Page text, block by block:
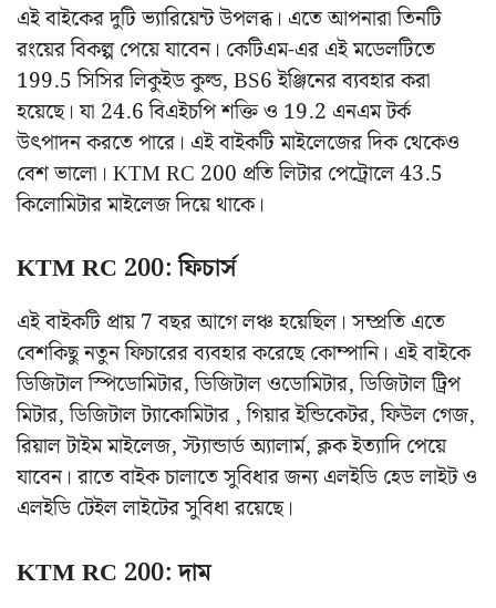
এই বাইকের দুটি ভ্যারিয়েন্ট উপলব্ধ। এতে আপনারা তিনটি
রংয়ের বিকল্প পেয়ে যাবেন। কেটিএম-এর এই মডেলটিতে
199.5 সিসির লিকুইড কুল্ড, BS6 ইঞ্জিনের ব্যবহার করা
হয়েছে। যা 24.6 বিএইচপি শক্তি ও 19.2 এনএম টর্ক
উৎপাদন করতে পারে। এই বাইকটি মাইলেজের দিক থেকেও
বেশ ভালো। KTM RC 200 প্রতি লিটার পেট্রোলে 43.5
কিলোমিটার মাইলেজ দিয়ে থাকে।
KTM RC 200: ফিচার্স
এই বাইকটি প্রায় 7 বছর আগে লঞ্চ হয়েছিল। সম্প্রতি এতে
বেশকিছু নতুন ফিচারের ব্যবহার করেছে কোম্পানি। এই বাইকে
ডিজিটাল স্পিডোমিটার, ডিজিটাল ওডোমিটার, ডিজিটাল ট্রিপ
মিটার, ডিজিটাল ট্যাকোমিটার , গিয়ার ইন্ডিকেটর, ফিউল গেজ,
রিয়াল টাইম মাইলেজ, স্ট্যান্ডার্ড অ্যালার্ম, ক্লক ইত্যাদি পেয়ে
যাবেন। রাতে বাইক চালাতে সুবিধার জন্য এলইডি হেড লাইট ও
এলইডি টেইল লাইটের সুবিধা রয়েছে।
KTM RC 200: দাম